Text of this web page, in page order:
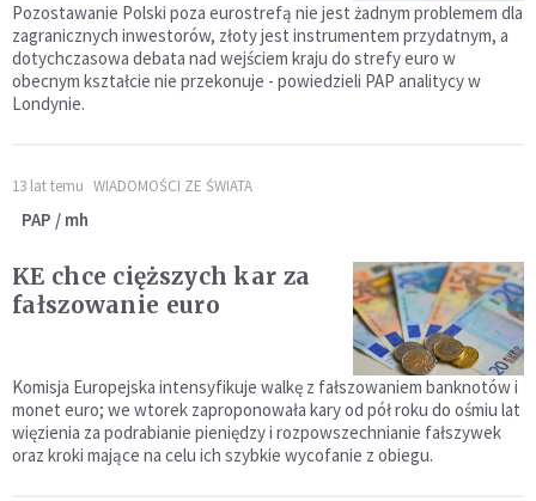
Pozostawanie Polski poza eurostrefą nie jest żadnym problemem dla
zagranicznych inwestorów, złoty jest instrumentem przydatnym, a
dotychczasowa debata nad wejściem kraju do strefy euro w
obecnym kształcie nie przekonuje - powiedzieli PAP analitycy w
Londynie.
13 lat temu WIADOMOŚCI ZE ŚWIATA
PAP / mh
KE chce cięższych kar za
fałszowanie euro
Komisja Europejska intensyfikuje walkę z fałszowaniem banknotów i
monet euro; we wtorek zaproponowała kary od pół roku do ośmiu lat
więzienia za podrabianie pieniędzy i rozpowszechnianie fałszywek
oraz kroki mające na celu ich szybkie wycofanie z obiegu.